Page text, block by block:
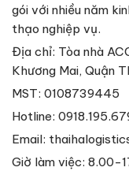
gói với nhiều năm
thạo nghiệp vụ.
Địa chỉ: Tòa nhà
Khương Mai, Quận
MST: 0108739445
Hotline:
Email:
Giờ làm việc: 8.00-